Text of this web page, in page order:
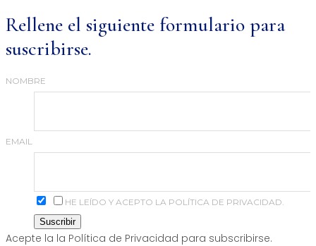
Rellene el siguiente formulario para
suscribirse.
NOMBRE
EMAIL
HE LEÍDO Y ACEPTO LA POLÍTICA DE PRIVACIDAD.
Acepte la la Política de Privacidad para subscribirse.